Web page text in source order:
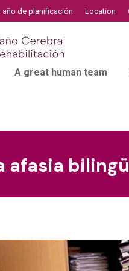
año de planificación Location
A great human team
afasia